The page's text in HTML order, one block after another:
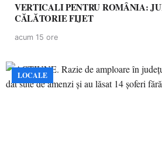
VERTICALI PENTRU ROMÂNIA:
CĂLĂTORIE FIJET
acum 15 ore
LOCALE